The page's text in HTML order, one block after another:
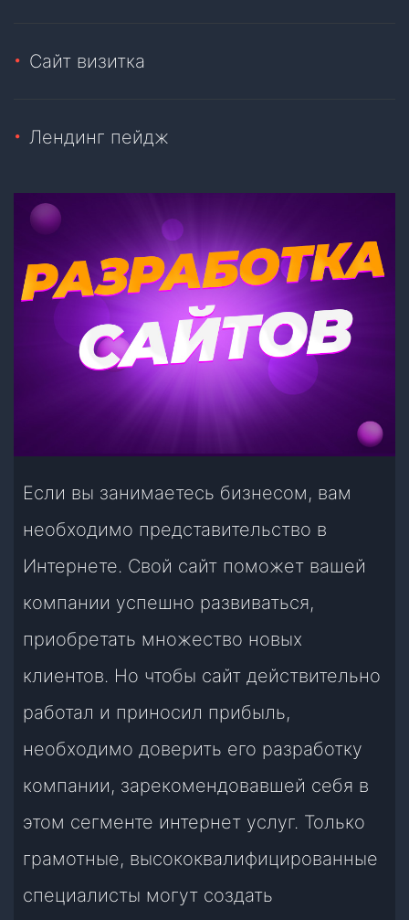
Сайт визитка
Лендинг пейдж
Если вы занимаетесь бизнесом, вам
необходимо представительство в
Интернете. Свой сайт поможет вашей
компании успешно развиваться,
приобретать множество новых
клиентов. Но чтобы сайт действительно
работал и приносил прибыль,
необходимо доверить его разработку
компании, зарекомендовавшей себя в
этом сегменте интернет услуг. Только
грамотные, высококвалифицированные
специалисты могут создать